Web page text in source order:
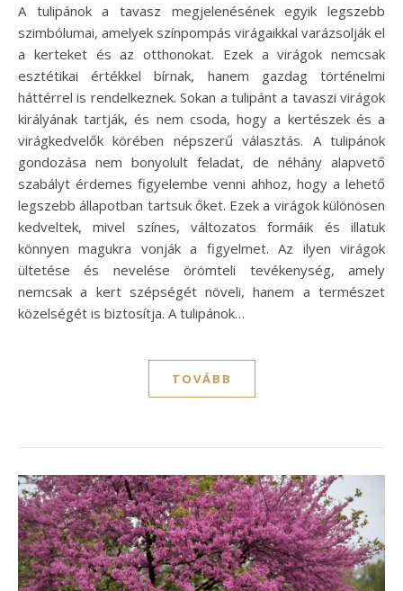
A tulipánok a tavasz megjelenésének egyik legszebb
szimbólumai, amelyek színpompás virágaikkal varázsolják el
a kerteket és az otthonokat. Ezek a virágok nemcsak
esztétikai értékkel bírnak, hanem gazdag történelmi
háttérrel is rendelkeznek. Sokan a tulipánt a tavaszi virágok
királyának tartják, és nem csoda, hogy a kertészek és a
virágkedvelők körében népszerű választás. A tulipánok
gondozása nem bonyolult feladat, de néhány alapvető
szabályt érdemes figyelembe venni ahhoz, hogy a lehető
legszebb állapotban tartsuk őket. Ezek a virágok különösen
kedveltek, mivel színes, változatos formáik és illatuk
könnyen magukra vonják a figyelmet. Az ilyen virágok
ültetése és nevelése örömteli tevékenység, amely
nemcsak a kert szépségét növeli, hanem a természet
közelségét is biztosítja. A tulipánok…
TOVÁBB